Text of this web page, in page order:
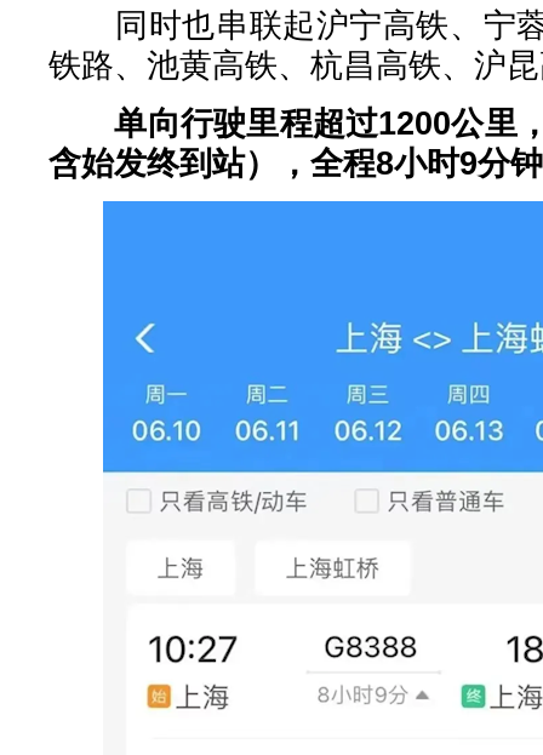
同时也串联起沪宁高铁、宁
铁路、池黄高铁、杭昌高铁、沪
单向行驶里程超过1200公里
含始发终到站），全程8小时9分